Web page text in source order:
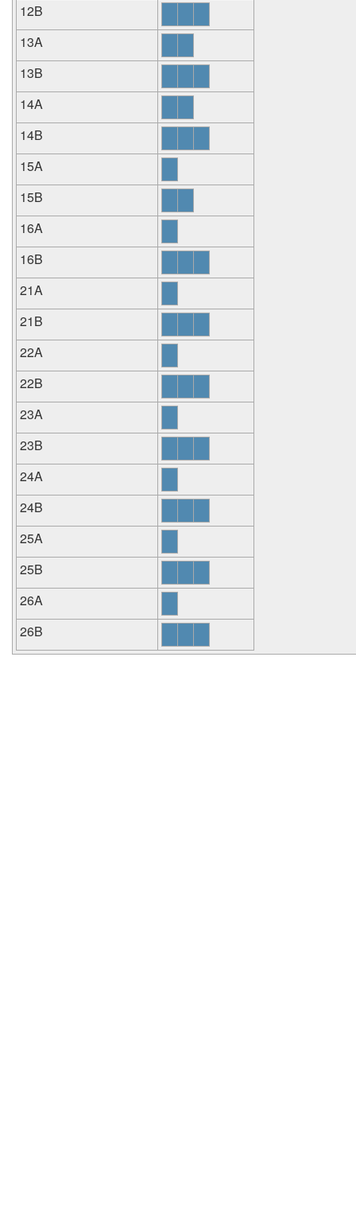
12B
13A
13B
14A
14B
15A
15B
16A
16B
21A
21B
22A
22B
23A
23B
24A
24B
25A
25B
26A
26B